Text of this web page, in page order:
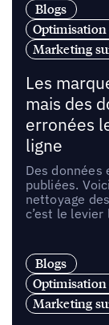
Blogs
Optimisation
Marketing
Les
mais des
erronées
ligne
Des données
publiées.
nettoyage
c’est le
Blogs
Optimisation
Marketing